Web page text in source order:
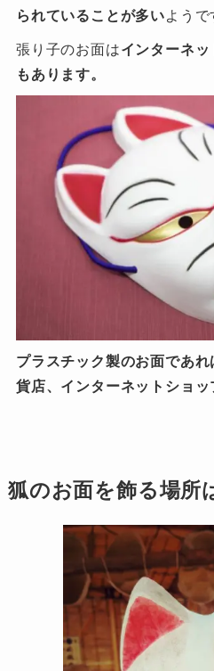
られていることが多いようで
張り子のお面はインターネ
もあります。
プラスチック製のお面であ
貨店、インターネットショッ
狐のお面を飾る場所